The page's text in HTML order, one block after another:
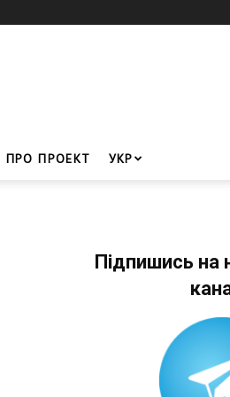
ПРО ПРОЕКТ УКР
Підпишись на